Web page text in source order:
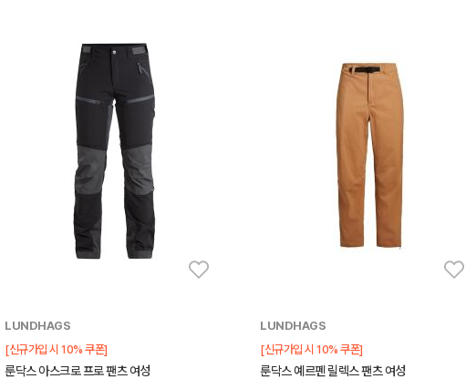
LUNDHAGS
[신규가입 시 10% 쿠폰]
룬닥스 아스크로 프로 팬츠 여성
LUNDHAGS
[신규가입 시 10% 쿠폰]
룬닥스 예르펜 릴렉스 팬츠 여성